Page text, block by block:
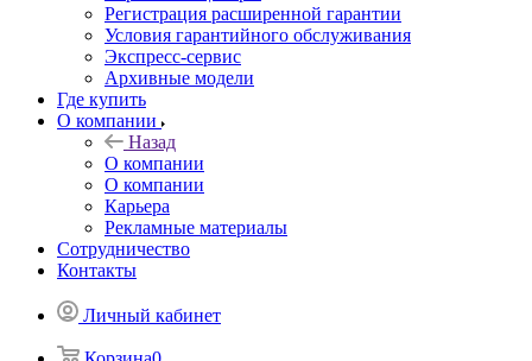
Регистрация расширенной гарантии
Условия гарантийного обслуживания
Экспресс-сервис
Архивные модели
Где купить
О компании
Назад
О компании
О компании
Карьера
Рекламные материалы
Сотрудничество
Контакты
Личный кабинет